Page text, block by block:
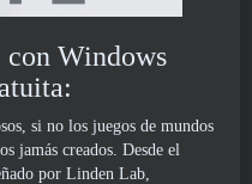
con Windows
si no los juegos de mundos
jamás creados. Desde el
por Linden Lab,